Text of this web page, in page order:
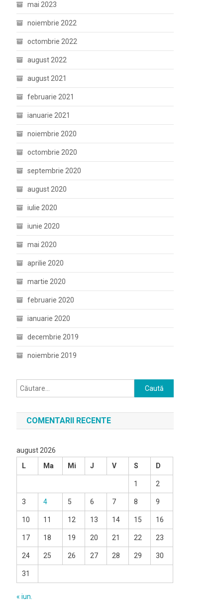
mai 2023
noiembrie 2022
octombrie 2022
august 2022
august 2021
februarie 2021
ianuarie 2021
noiembrie 2020
octombrie 2020
septembrie 2020
august 2020
iulie 2020
iunie 2020
mai 2020
aprilie 2020
martie 2020
februarie 2020
ianuarie 2020
decembrie 2019
noiembrie 2019
Caută
după:
COMENTARII RECENTE
august 2026
L
Ma Mi J V S D
1 2
3 4 5 6 7 8 9
10 11 12 13 14 15 16
17 18 19 20 21 22 23
24 25 26 27 28 29 30
31
« iun.